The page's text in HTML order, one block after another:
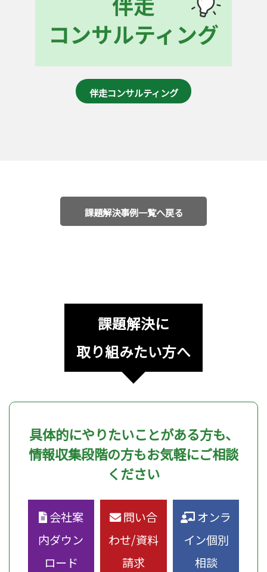
伴走コンサルティング
課題解決事例一覧へ戻る
課題解決に
取り組みたい方へ
具体的にやりたいことがある方も、
情報収集段階の方もお気軽にご相談
ください
会社案
内ダウン
ロード
問い合
わせ/資料
請求
オンラ
イン個別
相談